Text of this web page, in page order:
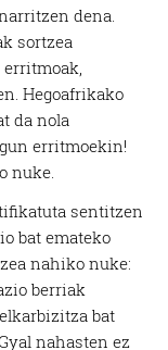
dena.
sortzea
Hegoafrikako
da nola
erritmoekin!
nuke.
sentitzen
bat emateko
nahiko nuke:
berriak
bat
nahasten ez